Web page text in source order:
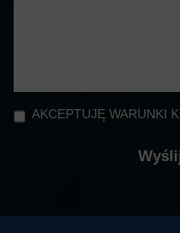
AKCEPTUJĘ WARUNKI